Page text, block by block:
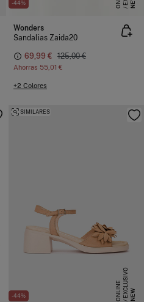
-44%
Wonders
Sandalias Zaida20
69,99 € 125,00 €
Ahorras 55,01 €
+2 Colores
-44% NEW
E
X
C
L
US
I
V
O
O
N
L
I
N
E
SIMILARES